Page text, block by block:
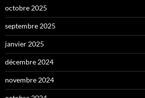
octobre 2025
septembre 2025
janvier 2025
décembre 2024
novembre 2024